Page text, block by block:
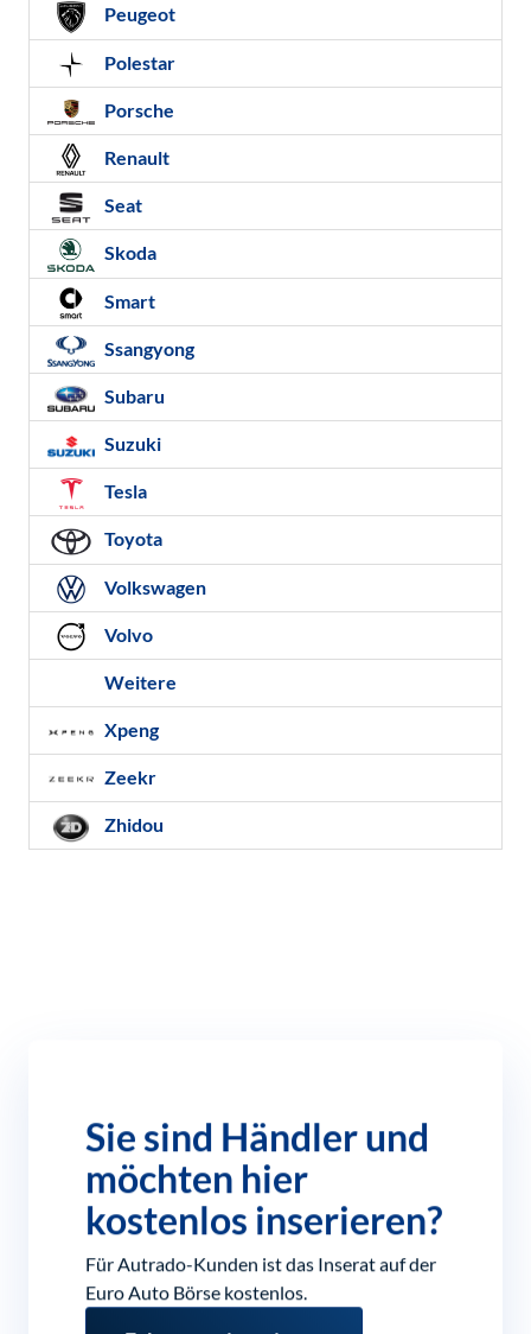
Peugeot
Polestar
Porsche
Renault
Seat
Skoda
Smart
Ssangyong
Subaru
Suzuki
Tesla
Toyota
Volkswagen
Volvo
Weitere
Xpeng
Zeekr
Zhidou
Sie sind Händler und
möchten hier
kostenlos inserieren?
Für Autrado-Kunden ist das Inserat auf der
Euro Auto Börse kostenlos.